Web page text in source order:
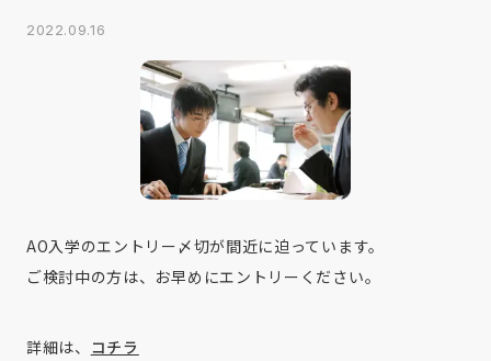
2022.09.16
AO入学のエントリー〆切が間近に迫っています。
ご検討中の方は、お早めにエントリーください。
詳細は、 コチラ